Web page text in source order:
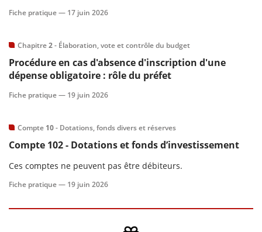
Fiche pratique — 17 juin 2026
Chapitre2- Élaboration, vote et contrôle du budget
Procédure en cas d'absence d'inscription d'une
dépense obligatoire : rôle du préfet
Fiche pratique — 19 juin 2026
Compte 10- Dotations, fonds divers et réserves
Compte 102- Dotations et fonds d’investissement
Ces comptes ne peuvent pas être débiteurs.
Fiche pratique — 19 juin 2026